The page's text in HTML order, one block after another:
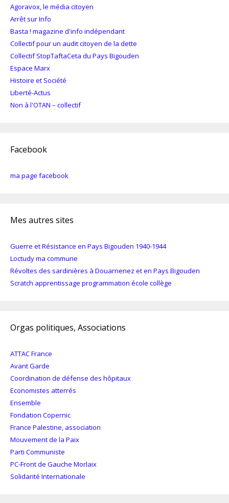
Agoravox, le média citoyen
Arrêt sur Info
Basta ! magazine d'info indépendant
Collectif pour un audit citoyen de la dette
Collectif StopTaftaCeta du Pays Bigouden
Espace Marx
Histoire et Société
Liberté-Actus
Non à l'OTAN – collectif
Facebook
ma page facebook
Mes autres sites
Guerre et Résistance en Pays Bigouden 1940-1944
Loctudy ma commune
Révoltes des sardinières à Douarnenez et en Pays Bigouden
Scratch apprentissage programmation école collège
Orgas politiques, Associations
ATTAC France
Avant Garde
Coordination de défense des hôpitaux
Economistes atterrés
Ensemble
Fondation Copernic
France Palestine, association
Mouvement de la Paix
Parti Communiste
PC-Front de Gauche Morlaix
Solidarité Internationale